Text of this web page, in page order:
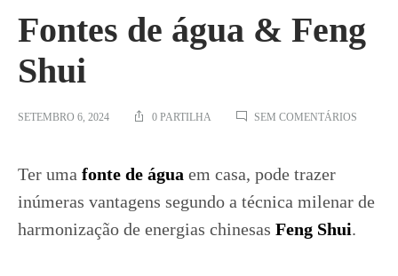
Fontes de água & Feng
Shui
SETEMBRO 6, 2024 0 PARTILHA SEM COMENTÁRIOS
FENG
Ter uma fonte de água em casa, pode trazer
inúmeras vantagens segundo a técnica milenar de
harmonização de energias chinesas Feng Shui.